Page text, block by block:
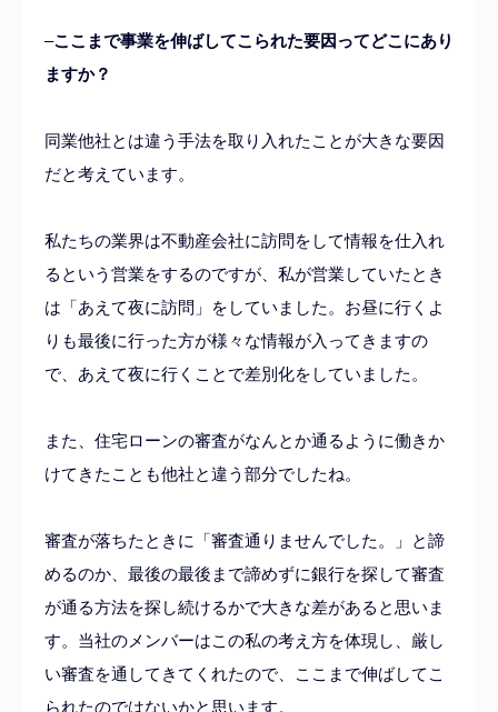
–ここまで事業を伸ばしてこられた要因ってどこにあり
ますか？
同業他社とは違う手法を取り入れたことが大きな要因
だと考えています。
私たちの業界は不動産会社に訪問をして情報を仕入れ
るという営業をするのですが、私が営業していたとき
は「あえて夜に訪問」をしていました。お昼に行くよ
りも最後に行った方が様々な情報が入ってきますの
で、あえて夜に行くことで差別化をしていました。
また、住宅ローンの審査がなんとか通るように働きか
けてきたことも他社と違う部分でしたね。
審査が落ちたときに「審査通りませんでした。」と諦
めるのか、最後の最後まで諦めずに銀行を探して審査
が通る方法を探し続けるかで大きな差があると思いま
す。当社のメンバーはこの私の考え方を体現し、厳し
い審査を通してきてくれたので、ここまで伸ばしてこ
られたのではないかと思います。